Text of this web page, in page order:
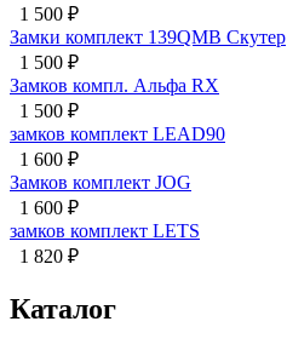
1 500 ₽
Замки комплект 139QMB Скутер
1 500 ₽
Замков компл. Альфа RX
1 500 ₽
замков комплект LEAD90
1 600 ₽
Замков комплект JOG
1 600 ₽
замков комплект LETS
1 820 ₽
Каталог